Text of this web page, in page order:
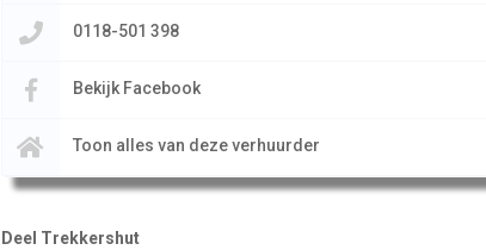
0118-501 398
Bekijk Facebook
Toon alles van deze verhuurder
Deel Trekkershut